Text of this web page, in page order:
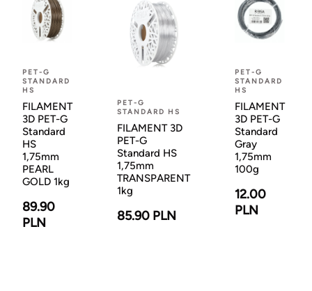
PET-G
STANDARD
HS
FILAMENT
3D PET-G
Standard
HS
1,75mm
PEARL
GOLD 1kg
89.90
PLN
PET-G
STANDARD HS
FILAMENT 3D
PET-G
Standard HS
1,75mm
TRANSPARENT
1kg
85.90 PLN
PET-G
STANDARD
HS
FILAMENT
3D PET-G
Standard
Gray
1,75mm
100g
12.00
PLN